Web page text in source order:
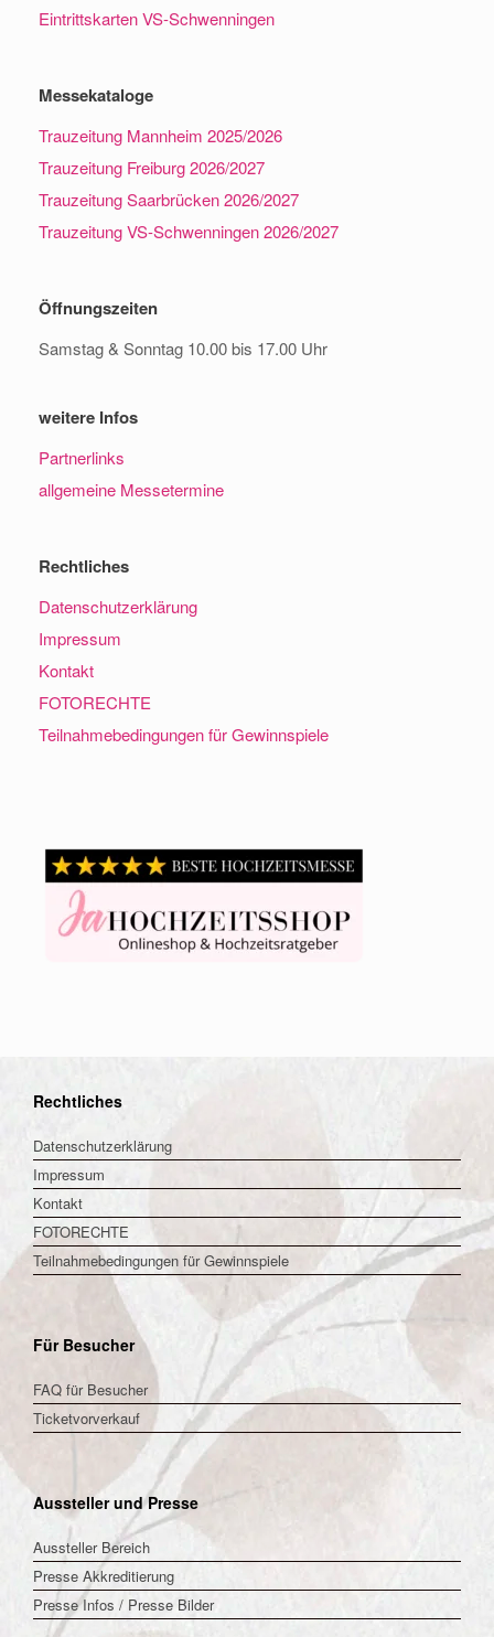
Eintrittskarten VS-Schwenningen
Messekataloge
Trauzeitung Mannheim 2025/2026
Trauzeitung Freiburg 2026/2027
Trauzeitung Saarbrücken 2026/2027
Trauzeitung VS-Schwenningen 2026/2027
Öffnungszeiten
Samstag & Sonntag 10.00 bis 17.00 Uhr
weitere Infos
Partnerlinks
allgemeine Messetermine
Rechtliches
Datenschutzerklärung
Impressum
Kontakt
FOTORECHTE
Teilnahmebedingungen für Gewinnspiele
Rechtliches
Datenschutzerklärung
Impressum
Kontakt
FOTORECHTE
Teilnahmebedingungen für Gewinnspiele
Für Besucher
FAQ für Besucher
Ticketvorverkauf
Aussteller und Presse
Aussteller Bereich
Presse Akkreditierung
Presse Infos / Presse Bilder